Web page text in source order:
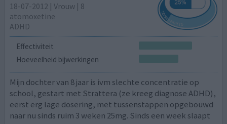
18-07-2012 | Vrouw | 8
atomoxetine
ADHD
Effectiviteit
Hoeveelheid bijwerkingen
Mijn dochter van 8 jaar is ivm slechte concentratie op
school, gestart met Strattera (ze kreeg diagnose ADHD),
eerst erg lage dosering, met tussenstappen opgebouwd
naar nu sinds ruim 3 weken 25mg. Sinds een week slaapt